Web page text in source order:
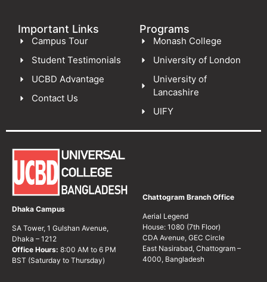
Important Links
Campus Tour
Student Testimonials
UCBD Advantage
Contact Us
Programs
Monash College
University of London
University of
Lancashire
UIFY
Dhaka Campus
SA Tower, 1 Gulshan Avenue,
Dhaka – 1212
Office Hours: 8:00 AM to 6 PM
BST (Saturday to Thursday)
Chattogram Branch Office
Aerial Legend
House: 1080 (7th Floor)
CDA Avenue, GEC Circle
East Nasirabad, Chattogram –
4000, Bangladesh